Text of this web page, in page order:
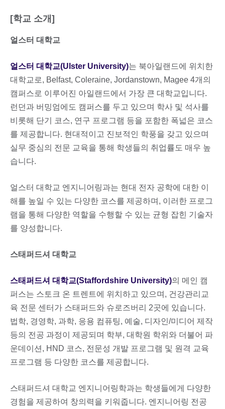
[학교 소개]
얼스터 대학교
얼스터 대학교(Ulster University)는 북아일랜드에 위치한
대학교로, Belfast, Coleraine, Jordanstown, Magee 4개의
캠퍼스로 이루어진 아일랜드에서 가장 큰 대학교입니다.
런던과 버밍엄에도 캠퍼스를 두고 있으며 학사 및 석사를
비롯해 단기 코스, 연구 프로그램 등을 포함한 폭넓은 코스
를 제공합니다. 현대적이고 진보적인 학풍을 갖고 있으며
실무 중심의 전문 교육을 통해 학생들의 취업률도 매우 높
습니다.
얼스터 대학교 엔지니어링과는 현대 전자 공학에 대한 이
해를 높일 수 있는 다양한 코스를 제공하며, 이러한 프로그
램을 통해 다양한 역할을 수행할 수 있는 균형 잡힌 기술자
를 양성합니다.
스태퍼드셔 대학교
스태퍼드셔 대학교(Staffordshire University)의 메인 캠
퍼스는 스토크 온 트렌트에 위치하고 있으며, 건강관리교
육 전문 센터가 스태퍼드와 슈로즈버리 2곳에 있습니다.
법학, 경영학, 과학, 응용 컴퓨팅, 예술, 디자인/미디어 제작
등의 전공 과정이 제공되며 학부, 대학원 학위와 더불어 파
운데이션, HND 코스, 전문성 개발 프로그램 및 원격 교육
프로그램 등 다양한 코스를 제공합니다.
스태퍼드셔 대학교 엔지니어링학과는 학생들에게 다양한
경험을 제공하여 창의력을 키워줍니다. 엔지니어링 전공